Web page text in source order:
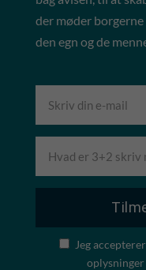
der møder
den egn og de
Jeg
oplysninger